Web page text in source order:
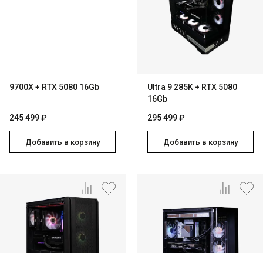
9700X + RTX 5080 16Gb
245 499 ₽
Добавить в корзину
Ultra 9 285K + RTX 5080
16Gb
295 499 ₽
Добавить в корзину